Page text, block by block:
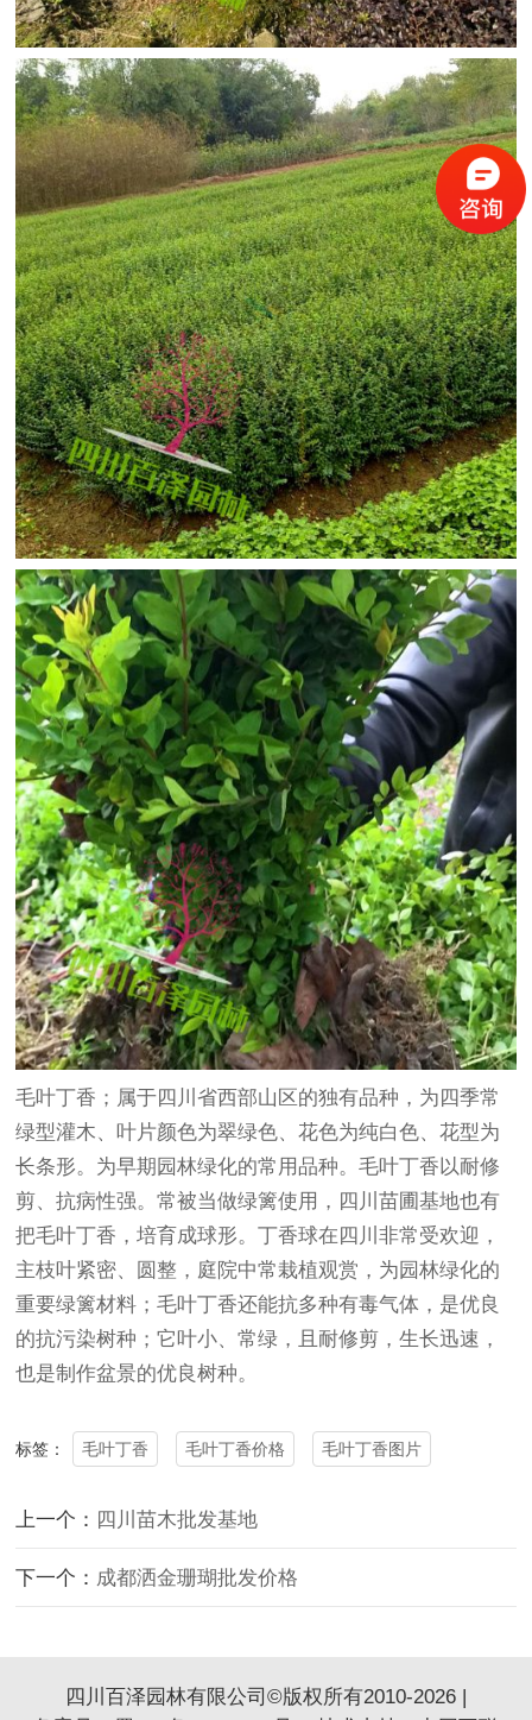
毛叶丁香；属于四川省西部山区的独有品种，为四季常
绿型灌木、叶片颜色为翠绿色、花色为纯白色、花型为
长条形。为早期园林绿化的常用品种。毛叶丁香以耐修
剪、抗病性强。常被当做绿篱使用， 四川苗圃基地也有
把毛叶丁香 ，培育成球形。丁香球在四川非常受欢迎，
主枝叶紧密、圆整，庭院中常栽植观赏，为园林绿化的
重要绿篱材料；毛叶丁香还能抗多种有毒气体，是优良
的抗污染树种；它叶小、常绿，且耐修剪，生长迅速，
也是制作盆景的优良树种。
标签： 毛叶丁香 毛叶丁香价格 毛叶丁香图片
上一个： 四川苗木批发基地
下一个： 成都洒金珊瑚批发价格
四川百泽园林有限公司©版权所有2010-2026 |